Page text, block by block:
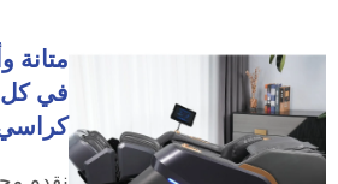
متانة
في كل
كراسي